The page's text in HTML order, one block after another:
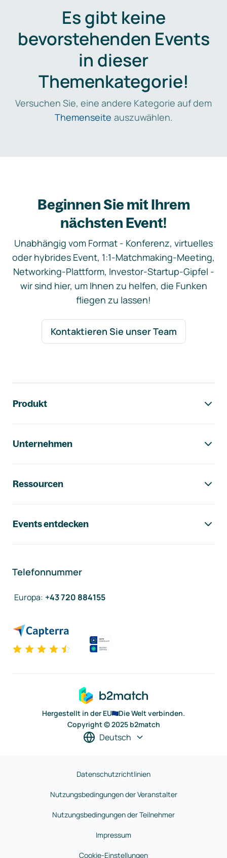
Es gibt keine
bevorstehenden Events
in dieser
Themenkategorie!
Versuchen Sie, eine andere Kategorie auf dem
Themenseite auszuwählen.
Beginnen Sie mit Ihrem
nächsten Event!
Unabhängig vom Format - Konferenz, virtuelles
oder hybrides Event, 1:1-Matchmaking-Meeting,
Networking-Plattform, Investor-Startup-Gipfel -
wir sind hier, um Ihnen zu helfen, die Funken
fliegen zu lassen!
Kontaktieren Sie unser Team
Produkt
Unternehmen
Ressourcen
Events entdecken
Telefonnummer
Europa: +43 720 884155
Hergestellt in der EU
Die Welt verbinden.
Copyright © 2025 b2match
Deutsch
Datenschutzrichtlinien
Nutzungsbedingungen der Veranstalter
Nutzungsbedingungen der Teilnehmer
Impressum
Cookie-Einstellungen